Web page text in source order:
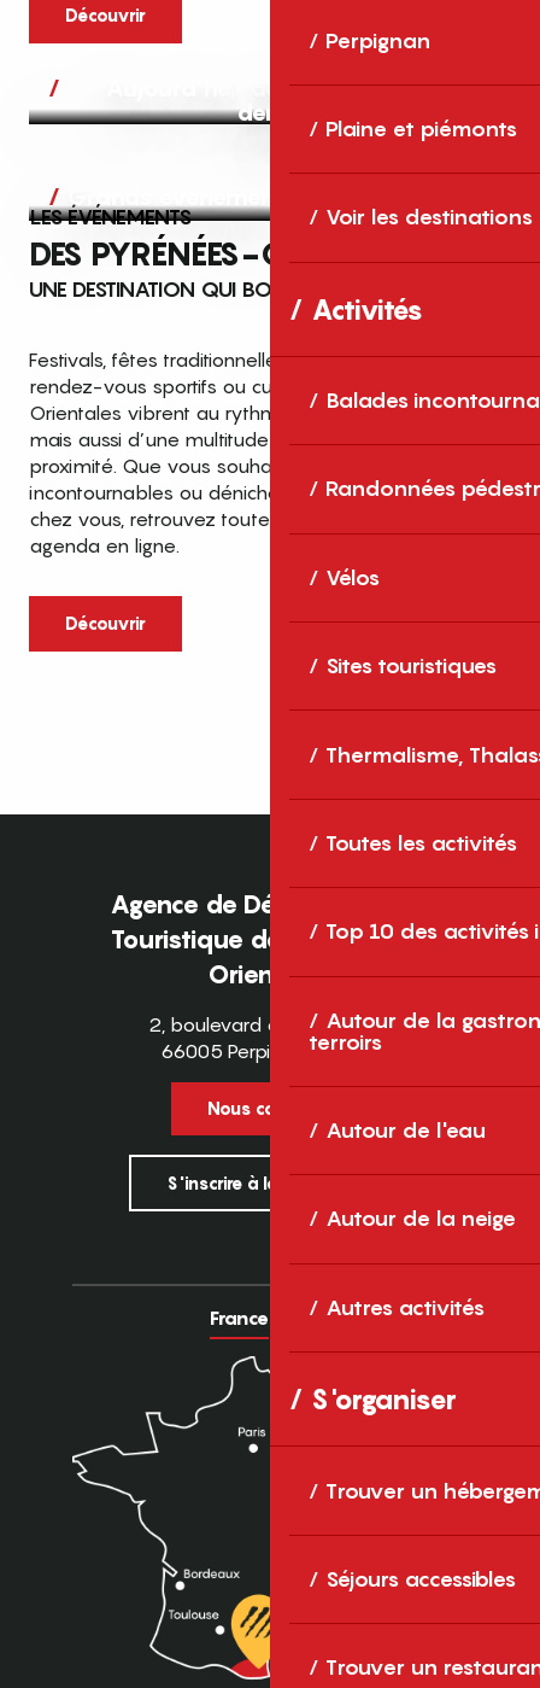
Perpignan
Plaine et piémonts
Voir les destinations
Activités
Balades
Randonnées
Vélos
Sites touristiques
Thermalisme,
Toutes les activités
Top 10 des activités
Autour de la
terroirs
Autour de l'eau
Autour de la neige
Autres activités
S'organiser
Trouver un
Séjours accessibles
Trouver un
Découvrir
Aujourd’hui, demain et après-
demain
Grands événements
LES ÉVÉNEMENTS
DES PYRÉNÉES-ORIENTALES
UNE DESTINATION QUI BOUGE TOUTE L’ANNÉE
Festivals, fêtes traditionnelles, concerts, expositions,
rendez-vous sportifs ou culturels… les Pyrénées-
Orientales vibrent au rythme de grands temps forts
mais aussi d’une multitude d’événements de
proximité. Que vous souhaitiez vivre les
incontournables ou dénicher des sorties près de
chez vous, retrouvez toutes les infos dans notre
agenda en ligne.
Découvrir
Top des événements et sorties
en famille
cet été dans les Pyrénées-Orientales
Entre mer Méditerranée, villages de
caractère et grands espaces naturels, les
Pyrénées-Orientales sont une destination
idéale pour partager des moments en
famille tout au long...
Agence de Développement
Touristique des Pyrénées-
Orientales
2, boulevard des Pyrénées
66005 Perpignan Cedex
Nous contacter
S'inscrire à la newsletter
France Europe